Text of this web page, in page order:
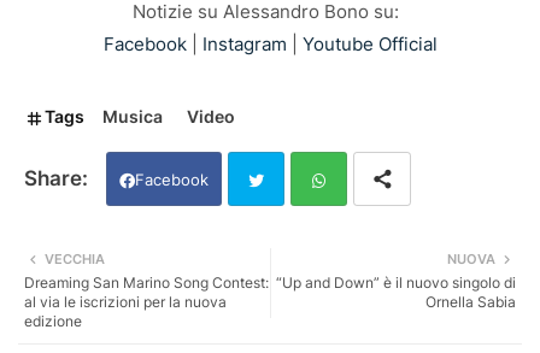
Notizie su Alessandro Bono su:
Facebook| Instagram Youtube Official
Tags Musica Video
Facebook
tter ats
NUOVA
“Up and Down” è il nuovo singolo di
Ornella Sabia
VECCHIA
Dreaming San Marino Song Contest:
al via le iscrizioni per la nuova
edizione